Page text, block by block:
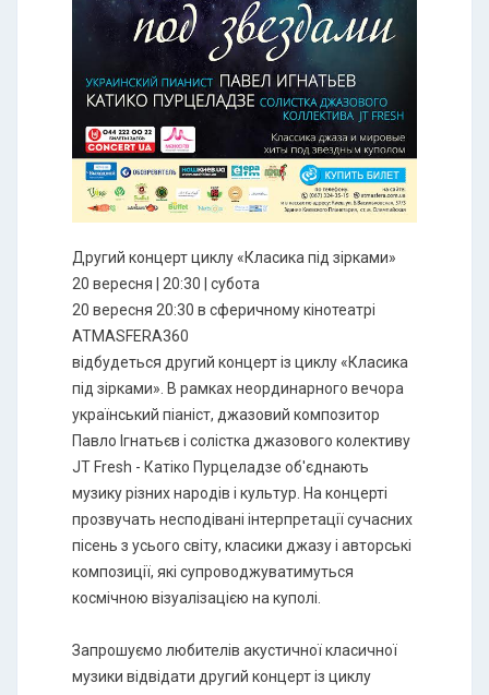
Другий концерт циклу «Класика під зірками»
20 вересня | 20:30 | субота
20 вересня 20:30 в сферичному кінотеатрі
ATMASFERA360
відбудеться другий концерт із циклу «Класика
під зірками». В рамках неординарного вечора
український піаніст, джазовий композитор
Павло Ігнатьєв і солістка джазового колективу
JT Fresh - Катіко Пурцеладзе об'єднають
музику різних народів і культур. На концерті
прозвучать несподівані інтерпретації сучасних
пісень з усього світу, класики джазу і авторські
композиції, які супроводжуватимуться
космічною візуалізацією на куполі.
Запрошуємо любителів акустичної класичної
музики відвідати другий концерт із циклу